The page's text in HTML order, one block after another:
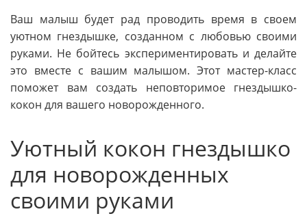
Ваш малыш будет рад проводить время в своем
уютном гнездышке, созданном с любовью своими
руками. Не бойтесь экспериментировать и делайте
это вместе с вашим малышом. Этот мастер-класс
поможет вам создать неповторимое гнездышко-
кокон для вашего новорожденного.
Уютный кокон гнездышко
для новорожденных
своими руками